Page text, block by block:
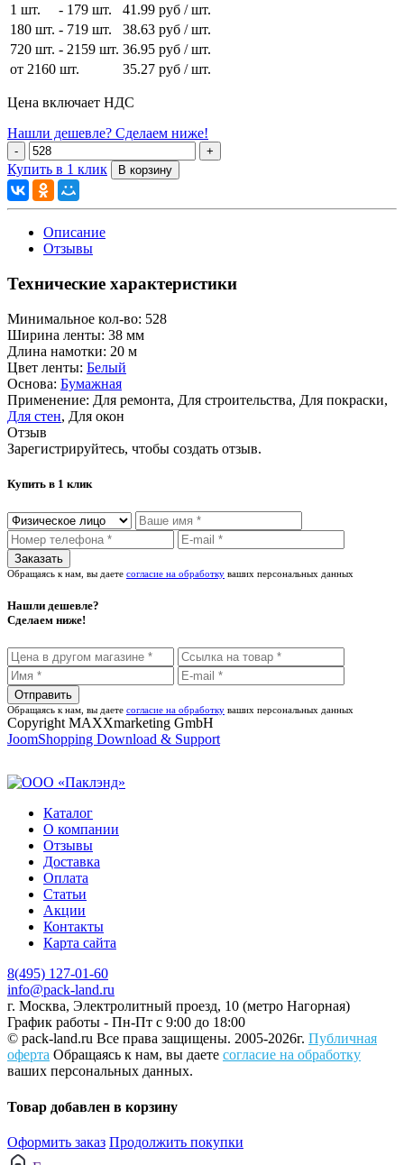
1 шт.
- 179 шт. 41.99 руб / шт.
180 шт. - 719 шт. 38.63 руб / шт.
720 шт. - 2159 шт. 36.95 руб / шт.
от 2160 шт.
35.27 руб / шт.
Цена включает НДС
Нашли дешевле? Сделаем ниже!
Купить в 1 клик
Описание
Отзывы
Технические характеристики
Минимальное кол-во: 528
Ширина ленты: 38 мм
Длина намотки: 20 м
Цвет ленты: Белый
Основа: Бумажная
Применение: Для ремонта, Для строительства, Для покраски,
Для стен, Для окон
Отзыв
Зарегистрируйтесь, чтобы создать отзыв.
Купить в 1 клик
Обращаясь к нам, вы даете согласие на обработку ваших персональных данных
Нашли дешевле?
Сделаем ниже!
Обращаясь к нам, вы даете согласие на обработку ваших персональных данных
Copyright MAXXmarketing GmbH
JoomShopping Download & Support
Каталог
О компании
Отзывы
Доставка
Оплата
Статьи
Акции
Контакты
Карта сайта
8(495) 127-01-60
info@pack-land.ru
г. Москва, Электролитный проезд, 10 (метро Нагорная)
График работы - Пн-Пт с 9:00 до 18:00
© pack-land.ru Все права защищены. 2005-2026г. Публичная
оферта Обращаясь к нам, вы даете согласие на обработку
ваших персональных данных.
Товар добавлен в корзину
Оформить заказ Продолжить покупки